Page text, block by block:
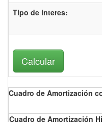
Tipo de interes:
Cuadro de Amortización
Cuadro de Amortización